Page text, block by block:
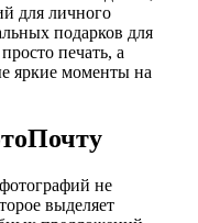
для личного
подарков для
печать, а
яркие моменты на
не
выделяет